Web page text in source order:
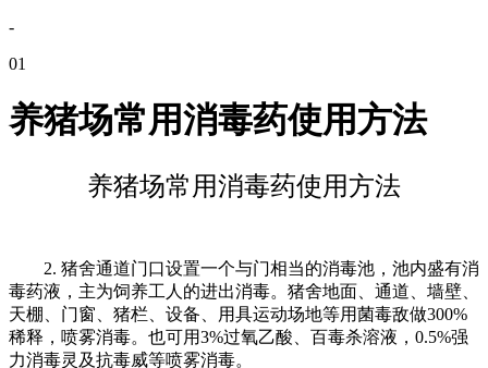
-
01
养猪场常用消毒药使用方法
养猪场常用消毒药使用方法
2. 猪舍通道门口设置一个与门相当的消毒池，池内盛有消
毒药液，主为饲养工人的进出消毒。猪舍地面、通道、墙壁、
天棚、门窗、猪栏、设备、用具运动场地等用菌毒敌做300%
稀释，喷雾消毒。也可用3%过氧乙酸、百毒杀溶液，0.5%强
力消毒灵及抗毒威等喷雾消毒。